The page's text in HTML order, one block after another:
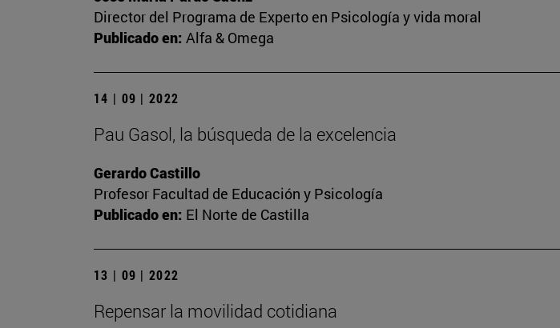
Director del Programa de Experto en Psicología y vida moral
Publicado en: Alfa & Omega
14 | 09 | 2022
Pau Gasol, la búsqueda de la excelencia
Gerardo Castillo
Profesor Facultad de Educación y Psicología
Publicado en: El Norte de Castilla
13 | 09 | 2022
Repensar la movilidad cotidiana